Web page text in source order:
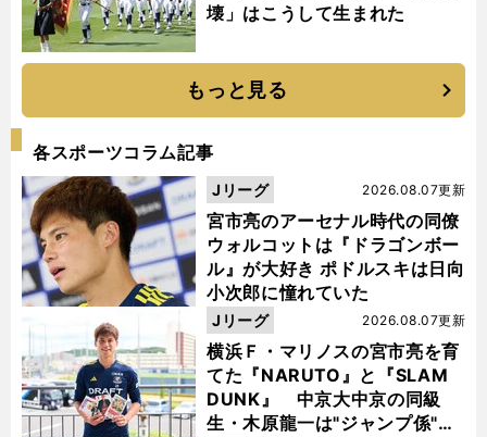
壊」はこうして生まれた
もっと見る
各スポーツコラム記事
宮市亮のアーセナル時代の同僚
ウォルコットは『ドラゴンボー
ル』が大好き ポドルスキは日向
小次郎に憧れていた
2026.08.07更新
Jリーグ
横浜Ｆ・マリノスの宮市亮を育
てた『NARUTO』と『SLAM
DUNK』 中京大中京の同級
生・木原龍一は"ジャンプ係"だ
2026.08.07更新
Jリーグ